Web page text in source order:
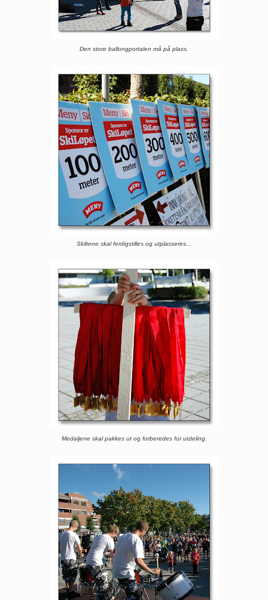
Den store ballongportalen må på plass.
Skiltene skal ferdigstilles og utplasseres...
Medaljene skal pakkes ut og forberedes for utdeling.